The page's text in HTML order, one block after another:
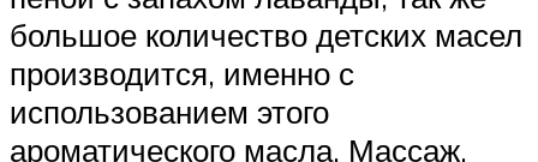
большое количество детских масел
производится, именно с
использованием этого
ароматического масла. Массаж,